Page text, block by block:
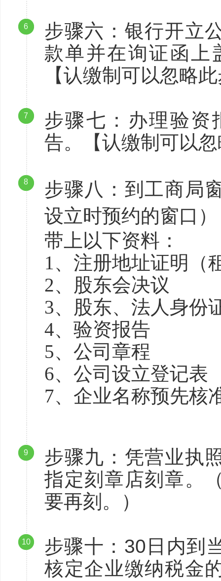
6
步骤六：银行开立
款单并在询证函上
【认缴制可以忽略
7
步骤七：办理验资
告。【认缴制可以
8
步骤八：到工商局
设立时预约的窗口）
带上以下资料：
1、注册地址证明（
2、股东会决议
3、股东、法人身份
4、验资报告
5、公司章程
6、公司设立登记表
7、企业名称预先核
9
步骤九：凭营业执
指定刻章店刻章。
要再刻。）
10
步骤十：30日内到
核定企业缴纳税金